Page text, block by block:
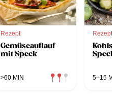
Rezept
Gemüseauflauf
mit Speck
>60 MIN
Rezept
Speck
5–15 MIN